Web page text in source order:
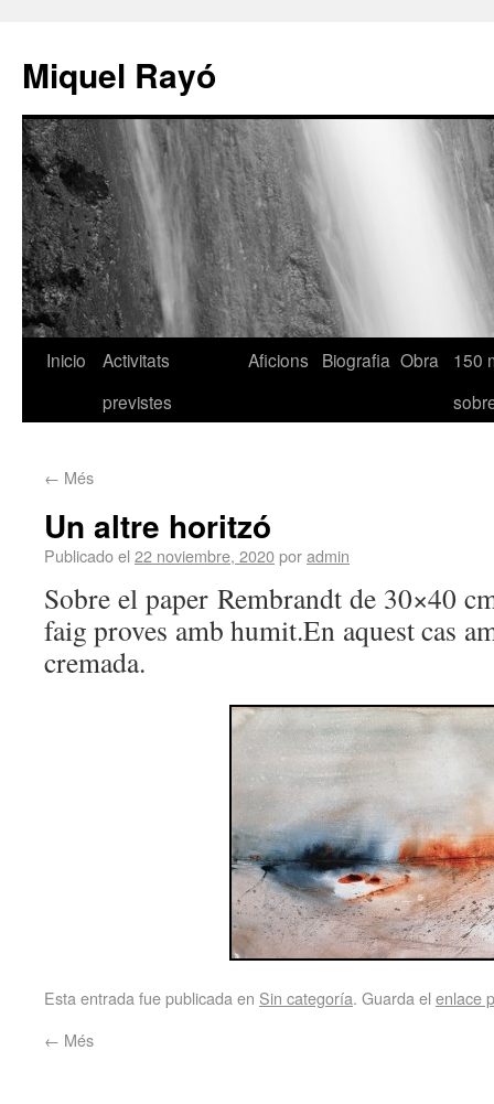
Miquel Rayó
Inicio
Activitats
previstes
Aficions Biografia Obra
150
← Més
Un altre horitzó
Publicado el 22 noviembre, 2020poradmin
Sobre el paper Rembrandt de 30×40
faig proves amb humit.En aquest cas
cremada.
Esta entrada fue publicada en Sin categoría. Guarda el enlace
← Més